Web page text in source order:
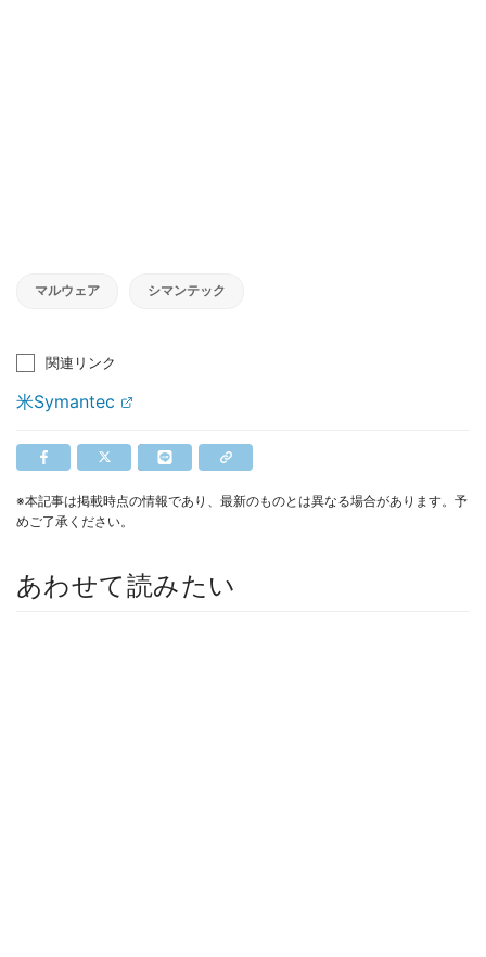
マルウェア シマンテック
関連リンク
米Symantec
※本記事は掲載時点の情報であり、最新のものとは異なる場合があります。予
めご了承ください。
あわせて読みたい